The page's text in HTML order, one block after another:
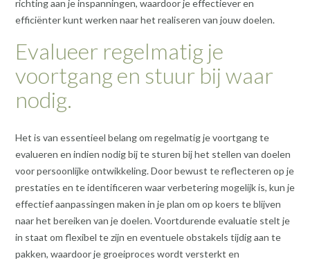
richting aan je inspanningen, waardoor je effectiever en
efficiënter kunt werken naar het realiseren van jouw doelen.
Evalueer regelmatig je
voortgang en stuur bij waar
nodig.
Het is van essentieel belang om regelmatig je voortgang te
evalueren en indien nodig bij te sturen bij het stellen van doelen
voor persoonlijke ontwikkeling. Door bewust te reflecteren op je
prestaties en te identificeren waar verbetering mogelijk is, kun je
effectief aanpassingen maken in je plan om op koers te blijven
naar het bereiken van je doelen. Voortdurende evaluatie stelt je
in staat om flexibel te zijn en eventuele obstakels tijdig aan te
pakken, waardoor je groeiproces wordt versterkt en